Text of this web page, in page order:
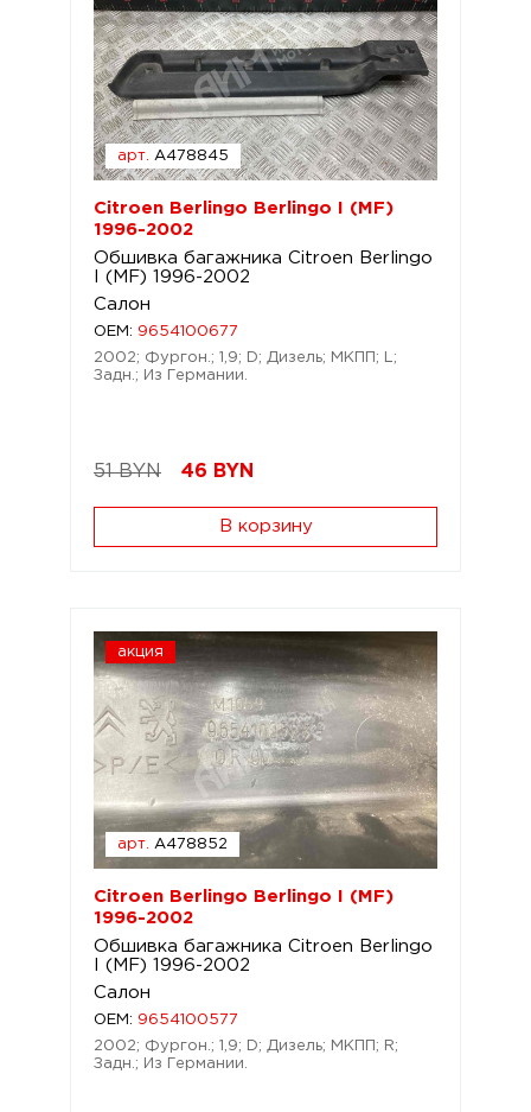
арт. A478845
Citroen Berlingo Berlingo I (MF)
1996-2002
Обшивка багажника Citroen Berlingo
I (MF) 1996-2002
Салон
OEM: 9654100677
2002; Фургон.; 1,9; D; Дизель; МКПП; L;
Задн.; Из Германии.
51 BYN 46 BYN
В корзину
акция
арт. A478852
Citroen Berlingo Berlingo I (MF)
1996-2002
Обшивка багажника Citroen Berlingo
I (MF) 1996-2002
Салон
OEM: 9654100577
2002; Фургон.; 1,9; D; Дизель; МКПП; R;
Задн.; Из Германии.